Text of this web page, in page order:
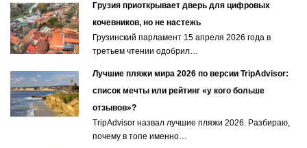
Грузия приоткрывает дверь для цифровых
кочевников, но не настежь
Грузинский парламент 15 апреля 2026 года в
третьем чтении одобрил…
Лучшие пляжи мира 2026 по версии TripAdvisor:
список мечты или рейтинг «у кого больше
отзывов»?
TripAdvisor назвал лучшие пляжи 2026. Разбираю,
почему в топе именно…